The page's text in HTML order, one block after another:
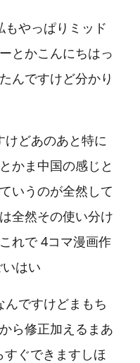
やっぱりミッド
とかこんにちはっ
んですけど分かり
けどあのあと特に
かま中国の感じと
いうのが全然して
全然その使い分け
れで 4コマ漫画作
はい
ですけどまもち
ら修正加えるまあ
ぐできますしほ